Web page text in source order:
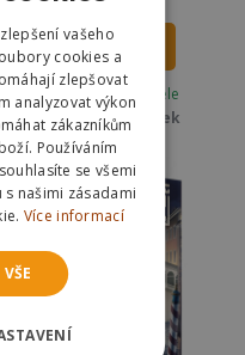
DO KOŠÍKU
Skladem u dodavatele
Odešlemeve čtvrtek
vašeho
cookies a
zlepšovat
analyzovat výkon
zákazníkům
Používáním
se všemi
našimi zásadami
Více informací